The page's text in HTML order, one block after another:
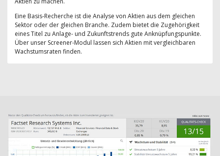
Eine Basis-Recherche ist die Analyse von Aktien aus dem gleichen
Sektor oder der gleichen Branche. Zudem bietet die Zugehörigkeit
eines Titel zu Anlage- und Zukunftstrends gute Anknüpfungspunkte.
Über unser Screener-Modul lassen sich Aktien mit vergleichbaren
Wachstumsraten finden.